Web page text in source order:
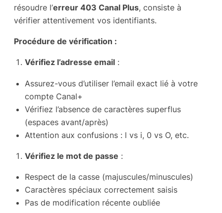
résoudre l’erreur 403 Canal Plus, consiste à
vérifier attentivement vos identifiants.
Procédure de vérification :
Vérifiez l’adresse email :
Assurez-vous d’utiliser l’email exact lié à votre
compte Canal+
Vérifiez l’absence de caractères superflus
(espaces avant/après)
Attention aux confusions : l vs i, 0 vs O, etc.
Vérifiez le mot de passe :
Respect de la casse (majuscules/minuscules)
Caractères spéciaux correctement saisis
Pas de modification récente oubliée